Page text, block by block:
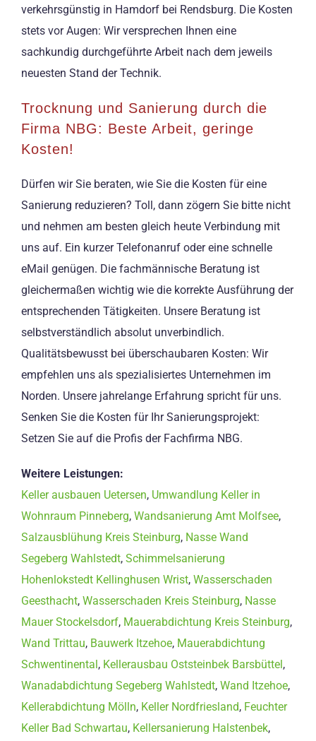
verkehrsgünstig in Hamdorf bei Rendsburg. Die Kosten
stets vor Augen: Wir versprechen Ihnen eine
sachkundig durchgeführte Arbeit nach dem jeweils
neuesten Stand der Technik.
Trocknung und Sanierung durch die
Firma NBG: Beste Arbeit, geringe
Kosten!
Dürfen wir Sie beraten, wie Sie die Kosten für eine
Sanierung reduzieren? Toll, dann zögern Sie bitte nicht
und nehmen am besten gleich heute Verbindung mit
uns auf. Ein kurzer Telefonanruf oder eine schnelle
eMail genügen. Die fachmännische Beratung ist
gleichermaßen wichtig wie die korrekte Ausführung der
entsprechenden Tätigkeiten. Unsere Beratung ist
selbstverständlich absolut unverbindlich.
Qualitätsbewusst bei überschaubaren Kosten: Wir
empfehlen uns als spezialisiertes Unternehmen im
Norden. Unsere jahrelange Erfahrung spricht für uns.
Senken Sie die Kosten für Ihr Sanierungsprojekt:
Setzen Sie auf die Profis der Fachfirma NBG.
Weitere Leistungen:
Keller ausbauen Uetersen, Umwandlung Keller in
Wohnraum Pinneberg, Wandsanierung Amt Molfsee,
Salzausblühung Kreis Steinburg, Nasse Wand
Segeberg Wahlstedt, Schimmelsanierung
Hohenlokstedt Kellinghusen Wrist, Wasserschaden
Geesthacht, Wasserschaden Kreis Steinburg, Nasse
Mauer Stockelsdorf, Mauerabdichtung Kreis Steinburg,
Wand Trittau, Bauwerk Itzehoe, Mauerabdichtung
Schwentinental, Kellerausbau Oststeinbek Barsbüttel,
Wanadabdichtung Segeberg Wahlstedt, Wand Itzehoe,
Kellerabdichtung Mölln, Keller Nordfriesland, Feuchter
Keller Bad Schwartau, Kellersanierung Halstenbek,